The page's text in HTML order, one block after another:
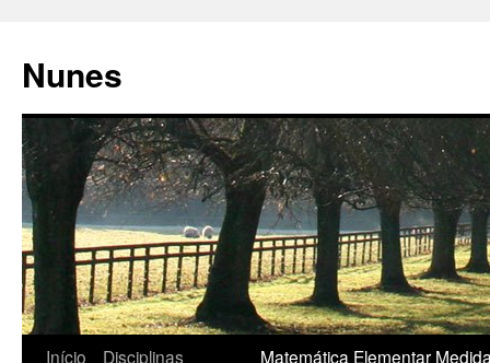
conteúdo
Nunes
Início
Disciplinas
Matemática Elementar